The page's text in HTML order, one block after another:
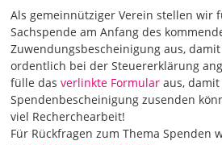
Als gemeinnütziger Verein stellen wir
Sachspende am Anfang des
Zuwendungsbescheinigung aus,
ordentlich bei der Steuererklärung
fülle das verlinkte Formularaus,
Spendenbescheinigung zusenden
viel Recherchearbeit!
Für Rückfragen zum Thema Spenden